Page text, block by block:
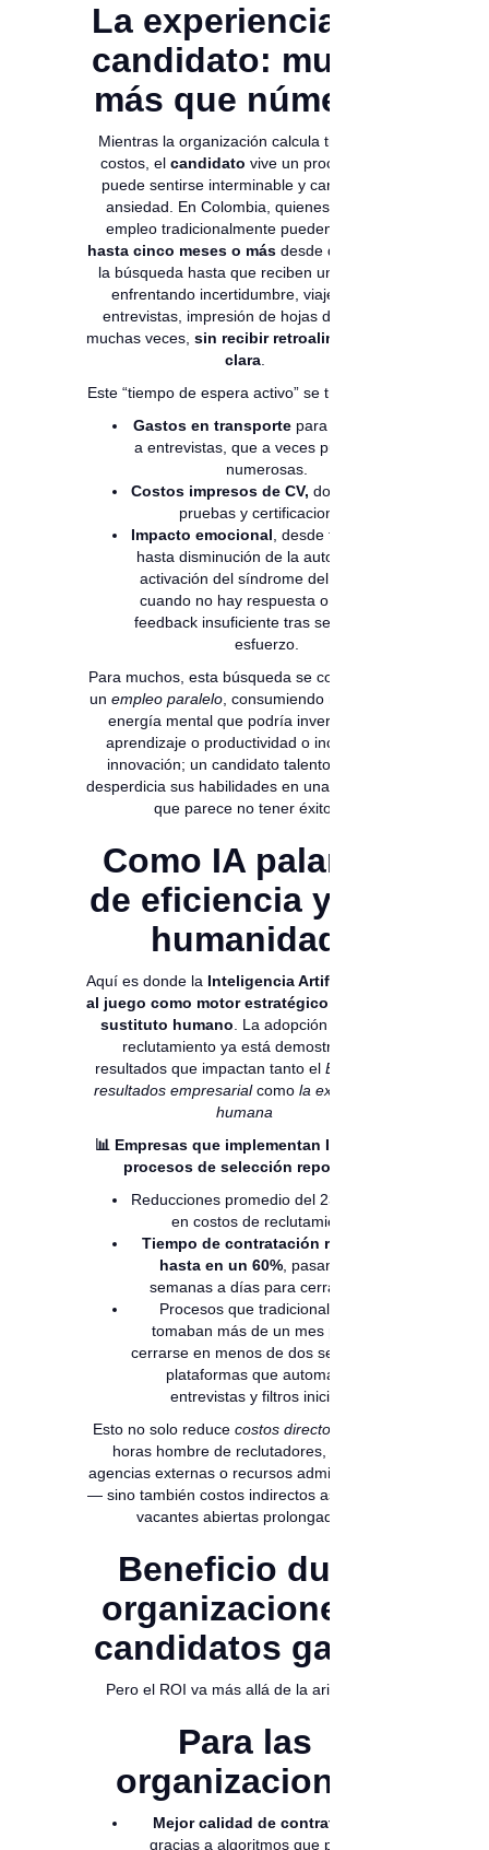
La experiencia del
candidato: mucho
más que números
Mientras la organización calcula tiempos y
costos, el candidato vive un proceso que
puede sentirse interminable y cargado de
ansiedad. En Colombia, quienes buscan
empleo tradicionalmente pueden invertir
hasta cinco meses o más desde que inician
la búsqueda hasta que reciben una oferta,
enfrentando incertidumbre, viajes para
entrevistas, impresión de hojas de vida y,
muchas veces, sin recibir retroalimentación
clara.
Este “tiempo de espera activo” se traduce en:
Gastos en transporte para acercarse
a entrevistas, que a veces pueden ser
numerosas.
Costos impresos de CV, documentos,
pruebas y certificaciones.
Impacto emocional , desde frustración
hasta disminución de la autoestima, o
activación del síndrome del impostor
cuando no hay respuesta o se da un
feedback insuficiente tras semanas de
esfuerzo.
Para muchos, esta búsqueda se convierte en
un empleo paralelo, consumiendo recursos y
energía mental que podría invertirse en
aprendizaje o productividad o incluso en
innovación; un candidato talentoso, que
desperdicia sus habilidades en una búsqueda
que parece no tener éxito.
Como IA palanca
de eficiencia y a la
humanidad
Aquí es donde la Inteligencia Artificial entra
al juego como motor estratégico, no como
sustituto humano . La adopción de IA en
reclutamiento ya está demostrando
resultados que impactan tanto elEstado de
resultados empresarialcomo la experiencia
humana
📊 Empresas que implementan IA en sus
procesos de selección reportan:
Reducciones promedio del 23% al 50%
en costos de reclutamiento.
Tiempo de contratación reducido
hasta en un 60% , pasando de
semanas a días para cerrar roles.
Procesos que tradicionalmente
tomaban más de un mes pueden
cerrarse en menos de dos semanas en
plataformas que automatizan
entrevistas y filtros iniciales.
Esto no solo reduce costos directos
horas hombre de reclutadores, uso de
agencias externas o recursos administrativos
— sino también costos indirectos asociados a
vacantes abiertas prolongadas.
Beneficio dual:
organizaciones y
candidatos ganan
Pero el ROI va más allá de la aritmética:
Para las
organizaciones
Mejor calidad de contratación
gracias a algoritmos que priorizan